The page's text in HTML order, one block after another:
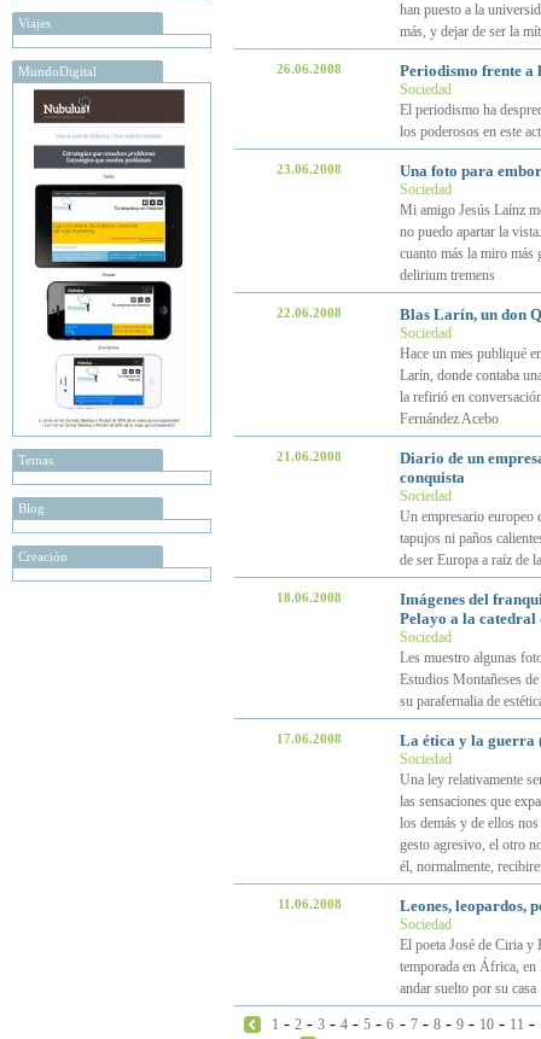
Viajes
MundoDigital
Temas
Blog
Creación
han puesto a la
más, y dejar de ser la
26.06.2008 Periodismo frente a
Sociedad
El periodismo ha
los poderosos en este
23.06.2008 Una foto para
Sociedad
Mi amigo Jesús Laínz
no puedo apartar la
cuanto más la miro más
delirium tremens
22.06.2008 Blas Larín, un don
Sociedad
Hace un mes publiqué
Larín, donde contaba
la refirió en
Fernández Acebo
21.06.2008
Diario de un
conquista
Sociedad
Un empresario europeo
tapujos ni paños
de ser Europa a raíz de
18.06.2008
Imágenes del
Pelayo a la catedral
Sociedad
Les muestro algunas
Estudios Montañeses
su parafernalia de
17.06.2008 La ética y la guerra
Sociedad
Una ley relativamente
las sensaciones que
los demás y de ellos
gesto agresivo, el otro
él, normalmente,
11.06.2008 Leones, leopardos,
Sociedad
El poeta José de Ciria y
temporada en África, en
andar suelto por su casa
1 -2 -3 -4 -5 -6 - 7- 8- 9- 10- 11 -